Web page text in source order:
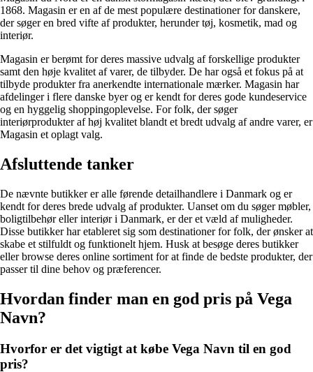
1868. Magasin er en af ​​de mest populære destinationer for danskere,
der søger en bred vifte af produkter, herunder tøj, kosmetik, mad og
interiør.
Magasin er berømt for deres massive udvalg af forskellige produkter
samt den høje kvalitet af varer, de tilbyder. De har også et fokus på at
tilbyde produkter fra anerkendte internationale mærker. Magasin har
afdelinger i flere danske byer og er kendt for deres gode kundeservice
og en hyggelig shoppingoplevelse. For folk, der søger
interiørprodukter af høj kvalitet blandt et bredt udvalg af andre varer, er
Magasin et oplagt valg.
Afsluttende tanker
De nævnte butikker er alle førende detailhandlere i Danmark og er
kendt for deres brede udvalg af produkter. Uanset om du søger møbler,
boligtilbehør eller interiør i Danmark, er der et væld af muligheder.
Disse butikker har etableret sig som destinationer for folk, der ønsker at
skabe et stilfuldt og funktionelt hjem. Husk at besøge deres butikker
eller browse deres online sortiment for at finde de bedste produkter, der
passer til dine behov og præferencer.
Hvordan finder man en god pris på Vega
Navn?
Hvorfor er det vigtigt at købe Vega Navn til en god
pris?